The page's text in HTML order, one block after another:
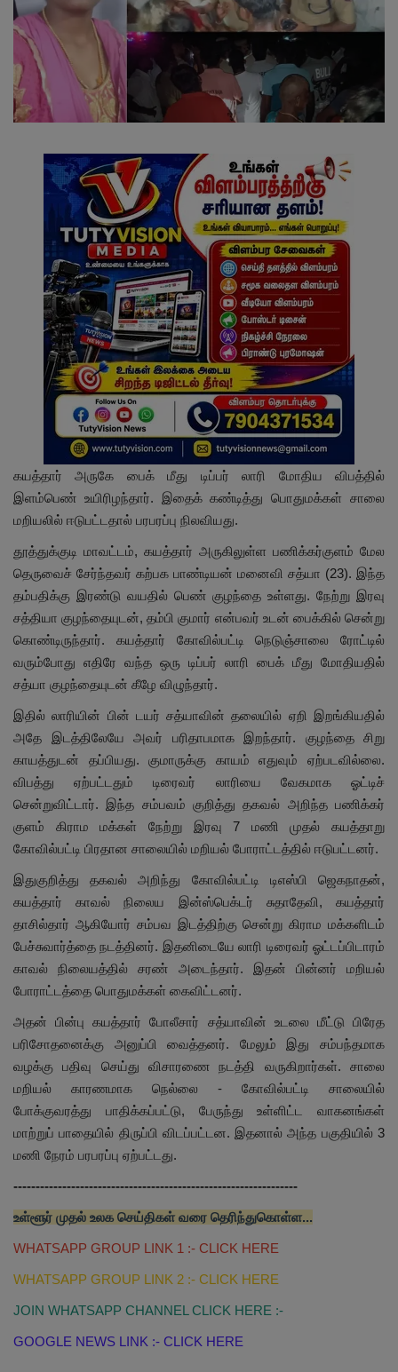
வேலைவாய்ப்பு
சட்டமன்ற தேர்தல் 2026
மக்கள் புகார்கள்
சிறப்பு செய்திகள்
கயத்தார் அருகே பைக் மீது டிப்பர் லாரி மோதிய விபத்தில்
இளம்பெண் உயிரிழந்தார். இதைக் கண்டித்து பொதுமக்கள் சாலை
மறியலில் ஈடுபட்டதால் பரபரப்பு நிலவியது.
தூத்துக்குடி மாவட்டம், கயத்தார் அருகிலுள்ள பணிக்கர்குளம் மேல
தெருவைச் சேர்ந்தவர் கற்பக பாண்டியன் மனைவி சத்யா (23). இந்த
தம்பதிக்கு இரண்டு வயதில் பெண் குழந்தை உள்ளது. நேற்று இரவு
சத்தியா குழந்தையுடன், தம்பி குமார் என்பவர் உடன் பைக்கில் சென்று
கொண்டிருந்தார். கயத்தார் கோவில்பட்டி நெடுஞ்சாலை ரோட்டில்
வரும்போது எதிரே வந்த ஒரு டிப்பர் லாரி பைக் மீது மோதியதில்
சத்யா குழந்தையுடன் கீழே விழுந்தார்.
இதில் லாரியின் பின் டயர் சத்யாவின் தலையில் ஏறி இறங்கியதில்
அதே இடத்திலேயே அவர் பரிதாபமாக இறந்தார். குழந்தை சிறு
காயத்துடன் தப்பியது. குமாருக்கு காயம் எதுவும் ஏற்படவில்லை.
விபத்து ஏற்பட்டதும் டிரைவர் லாரியை வேகமாக ஓட்டிச்
சென்றுவிட்டார். இந்த சம்பவம் குறித்து தகவல் அறிந்த பணிக்கர்
குளம் கிராம மக்கள் நேற்று இரவு 7 மணி முதல் கயத்தாறு
கோவில்பட்டி பிரதான சாலையில் மறியல் போராட்டத்தில் ஈடுபட்டனர்.
இதுகுறித்து தகவல் அறிந்து கோவில்பட்டி டிஎஸ்பி ஜெகநாதன்,
கயத்தார் காவல் நிலைய இன்ஸ்பெக்டர் சுதாதேவி, கயத்தார்
தாசில்தார் ஆகியோர் சம்பவ இடத்திற்கு சென்று கிராம மக்களிடம்
பேச்சுவார்த்தை நடத்தினர். இதனிடையே லாரி டிரைவர் ஓட்டப்பிடாரம்
காவல் நிலையத்தில் சரண் அடைந்தார். இதன் பின்னர் மறியல்
போராட்டத்தை பொதுமக்கள் கைவிட்டனர்.
அதன் பின்பு கயத்தார் போலீசார் சத்யாவின் உடலை மீட்டு பிரேத
பரிசோதனைக்கு அனுப்பி வைத்தனர். மேலும் இது சம்பந்தமாக
வழக்கு பதிவு செய்து விசாரணை நடத்தி வருகிறார்கள். சாலை
மறியல் காரணமாக நெல்லை - கோவில்பட்டி சாலையில்
போக்குவரத்து பாதிக்கப்பட்டு, பேருந்து உள்ளிட்ட வாகனங்கள்
மாற்றுப் பாதையில் திருப்பி விடப்பட்டன. இதனால் அந்த பகுதியில் 3
மணி நேரம் பரபரப்பு ஏற்பட்டது.
----------------------------------------------------------------
உள்ளூர் முதல் உலக செய்திகள் வரை தெரிந்துகொள்ள‌...
WHATSAPP GROUP LINK 1 :- CLICK HERE
WHATSAPP GROUP LINK 2 :- CLICK HERE
JOIN WHATSAPP CHANNEL CLICK HERE :-
GOOGLE NEWS LINK :- CLICK HERE